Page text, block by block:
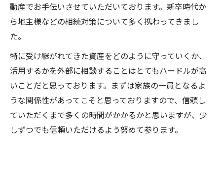
動産でお手伝いさせていただいております。新卒時代か
ら地主様などの相続対策について多く携わってきまし
た。
特に受け継がれてきた資産をどのように守っていくか、
活用するかを外部に相談することはとてもハードルが高
いことだと思っております。まずは家族の一員となるよ
うな関係性があってこそと思っておりますので、信頼し
ていただくまで多くの時間がかかるかと思いますが、少
しずつでも信頼いただけるよう努めて参ります。